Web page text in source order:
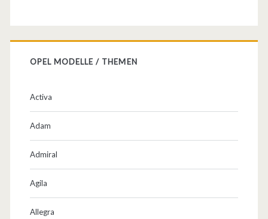
r
OPEL MODELLE / THEMEN
Activa
Adam
Admiral
Agila
Allegra